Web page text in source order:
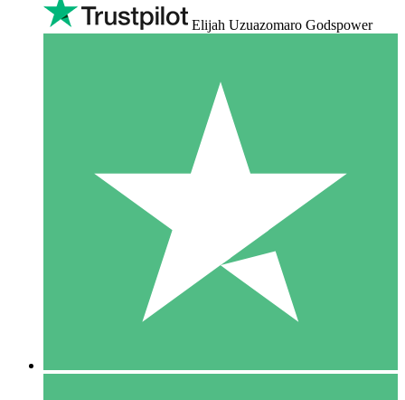
Elijah Uzuazomaro Godspower